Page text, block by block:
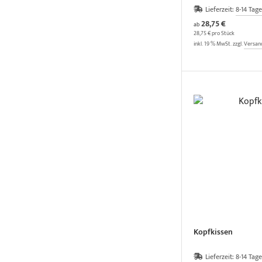
Lieferzeit: 8-14 Tage
ab28,75 €
28,75 € pro Stück
inkl. 19 % MwSt. zzgl.
Kopfkissen
Lieferzeit: 8-14 Tage